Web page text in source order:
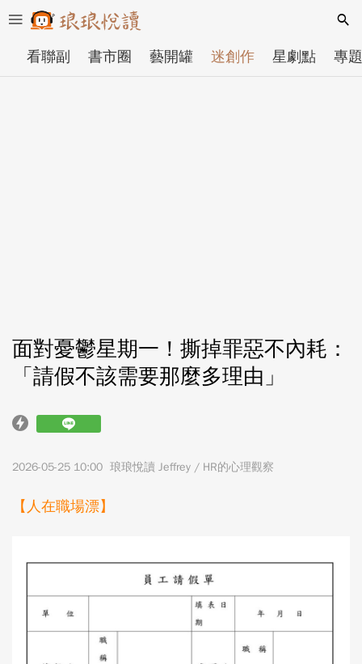
看聯副 書市圈 藝開罐 迷創作 星劇點 專題
面對憂鬱星期一！撕掉罪惡不內耗：
「請假不該需要那麼多理由」
2026-05-25 10:00 琅琅悅讀 Jeffrey / HR的心理觀察
【人在職場漂】